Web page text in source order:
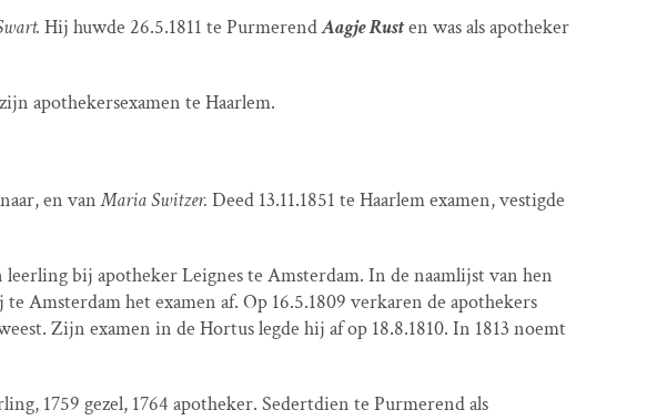
Hij huwde 26.5.1811 te PurmerendAagje Rusten was als apotheker
apothekersexamen te Haarlem.
en vanMaria Switzer. Deed 13.11.1851 te Haarlem examen, vestigde
bij apotheker Leignes te Amsterdam. In de naamlijst van hen
Amsterdam het examen af. Op 16.5.1809 verkaren de apothekers
Zijn examen in de Hortus legde hij af op 18.8.1810. In 1813 noemt
1759 gezel, 1764 apotheker. Sedertdien te Purmerend als